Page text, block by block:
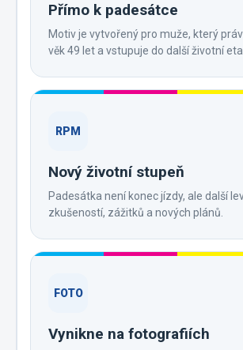
Přímo k padesátce
Motiv je vytvořený pro muže, který
věk 49 let a vstupuje do další životní
RPM
Nový životní stupeň
Padesátka není konec jízdy, ale další
zkušeností, zážitků a nových plánů.
FOTO
Vynikne na fotografiích